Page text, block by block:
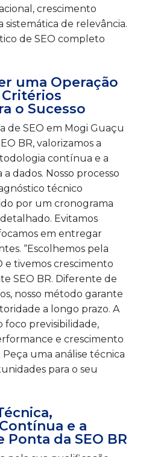
crescimento
de relevância.
de SEO completo
uma Operação
Critérios
o Sucesso
de SEO em Mogi Guaçu
BR, valorizamos a
contínua e a
dados. Nosso processo
técnico
por um cronograma
Evitamos
em entregar
“Escolhemos pela
e tivemos crescimento
SEO BR. Diferente de
nosso método garante
a longo prazo. A
foco previsibilidade,
e crescimento
uma análise técnica
para o seu
e a
Ponta da SEO BR